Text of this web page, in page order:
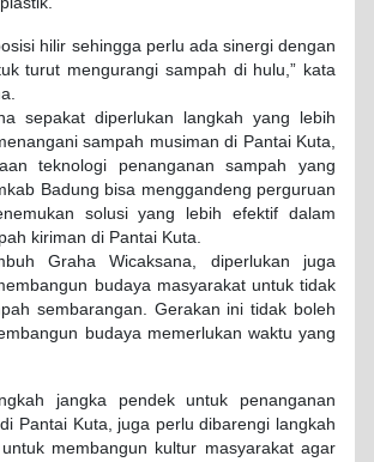
hilir sehingga perlu ada sinergi dengan
turut mengurangi sampah di hulu,” kata
sepakat diperlukan langkah yang lebih
sampah musiman di Pantai Kuta,
teknologi penanganan sampah yang
Badung bisa menggandeng perguruan
solusi yang lebih efektif dalam
kiriman di Pantai Kuta.
Graha Wicaksana, diperlukan juga
budaya masyarakat untuk tidak
sembarangan. Gerakan ini tidak boleh
budaya memerlukan waktu yang
jangka pendek untuk penanganan
Pantai Kuta, juga perlu dibarengi langkah
membangun kultur masyarakat agar